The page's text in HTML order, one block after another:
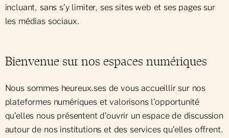
incluant, sans s’y limiter, ses sites web et ses pages sur
les médias sociaux.
Bienvenue sur nos espaces numériques
Nous sommes heureux.ses de vous accueillir sur nos
plateformes numériques et valorisons l’opportunité
qu’elles nous présentent d’ouvrir un espace de discussion
autour de nos institutions et des services qu’elles offrent.